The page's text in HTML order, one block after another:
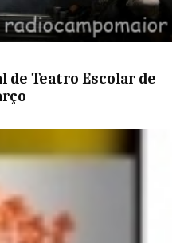
Teatro Escolar de